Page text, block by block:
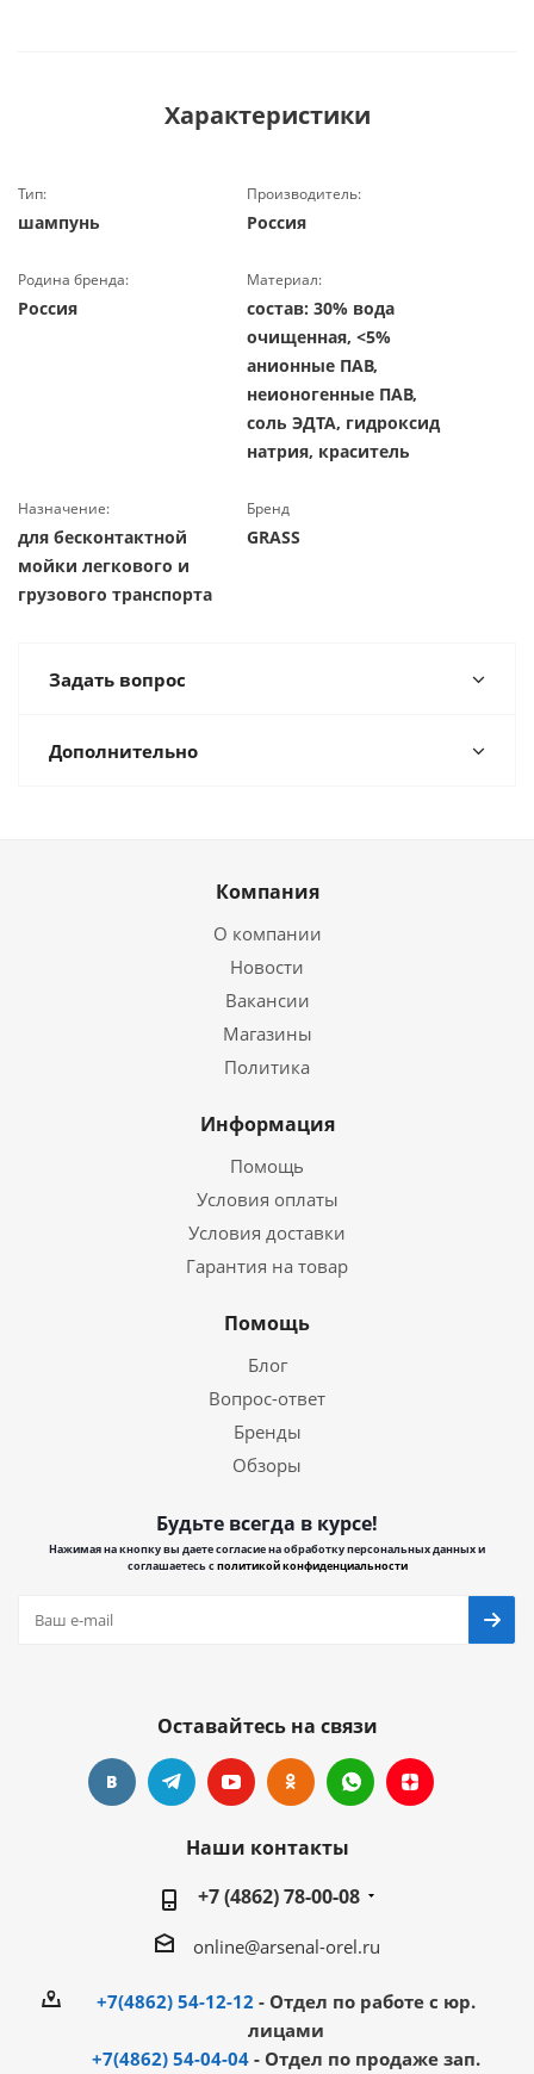
Характеристики
Тип:
шампунь
Производитель:
Россия
Родина бренда:
Россия
Материал:
состав: 30% вода
очищенная, <5%
анионные ПАВ,
неионогенные ПАВ,
соль ЭДТА, гидроксид
натрия, краситель
Назначение:
для бесконтактной
мойки легкового и
грузового транспорта
Бренд
GRASS
Задать вопрос
Дополнительно
Компания
О компании
Новости
Вакансии
Магазины
Политика
Информация
Помощь
Условия оплаты
Условия доставки
Гарантия на товар
Помощь
Блог
Вопрос-ответ
Бренды
Обзоры
Будьте всегда в курсе!
Нажимая на кнопку вы даете согласие на обработку персональных данных и
соглашаетесь сполитикой конфиденциальности
Оставайтесь на связи
Наши контакты
+7 (4862) 78-00-08
online@arsenal-orel.ru
+7(4862) 54-12-12 - Отдел по работе с юр.
лицами
+7(4862) 54-04-04 - Отдел по продаже зап.